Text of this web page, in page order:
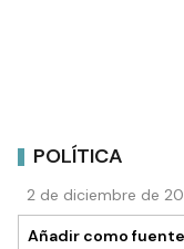
POLÍTICA
2 de diciembre de
Añadir como